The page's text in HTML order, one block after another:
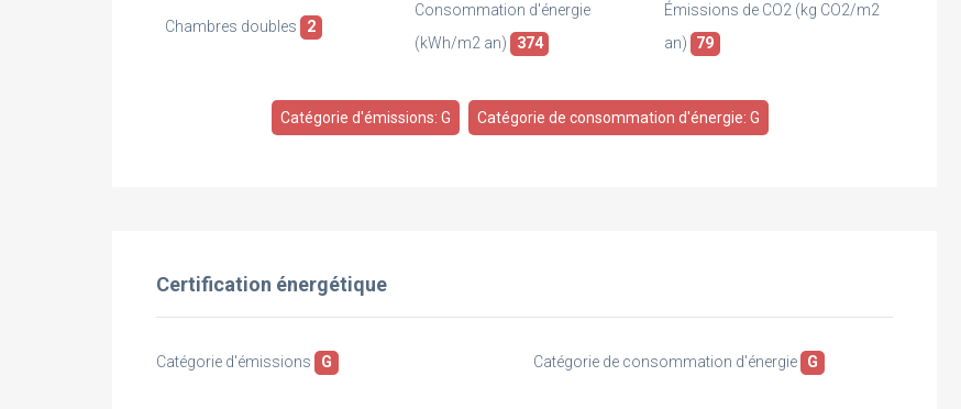
Chambres doubles 2
Consommation d'énergie
(kWh/m2 an)
374
Émissions de CO2 (kg CO2/m2
an)
79
Catégorie d'émissions: G Catégorie de consommation d'énergie: G
Certification énergétique
Catégorie d'émissions G Catégorie de consommation d'énergie G